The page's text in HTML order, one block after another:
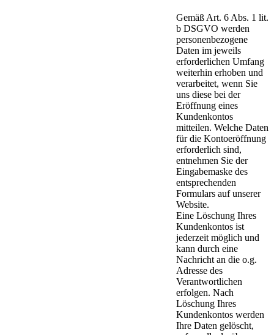
Gemäß Art. 6 Abs. 1 lit.
b DSGVO werden
personenbezogene
Daten im jeweils
erforderlichen Umfang
weiterhin erhoben und
verarbeitet, wenn Sie
uns diese bei der
Eröffnung eines
Kundenkontos
mitteilen. Welche Daten
für die Kontoeröffnung
erforderlich sind,
entnehmen Sie der
Eingabemaske des
entsprechenden
Formulars auf unserer
Website.
Eine Löschung Ihres
Kundenkontos ist
jederzeit möglich und
kann durch eine
Nachricht an die o.g.
Adresse des
Verantwortlichen
erfolgen. Nach
Löschung Ihres
Kundenkontos werden
Ihre Daten gelöscht,